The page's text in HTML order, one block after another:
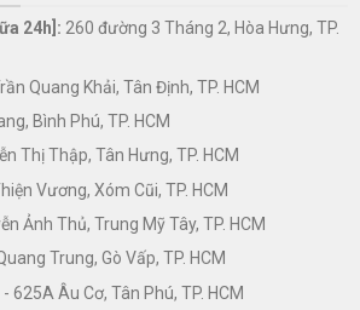
24h]: 260 đường 3 Tháng 2, Hòa Hưng, TP.
Quang Khải, Tân Định, TP. HCM
Bình Phú, TP. HCM
Thị Thập, Tân Hưng, TP. HCM
Vương, Xóm Cũi, TP. HCM
Ảnh Thủ, Trung Mỹ Tây, TP. HCM
Trung, Gò Vấp, TP. HCM
625A Âu Cơ, Tân Phú, TP. HCM